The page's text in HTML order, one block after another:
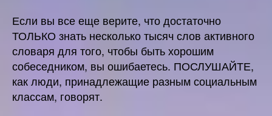
Если вы все еще верите, что достаточно
ТОЛЬКО знать несколько тысяч слов активного
словаря для того, чтобы быть хорошим
собеседником, вы ошибаетесь. ПОСЛУШАЙТЕ,
как люди, принадлежащие разным социальным
классам, говорят.